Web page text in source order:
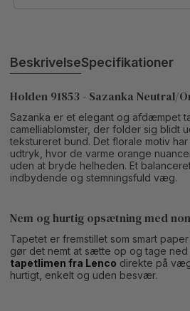
BeskrivelseSpecifikationer
Holden 91853 - Sazanka Neutral/
Sazanka er et elegant og afdæmpet
camelliablomster, der folder sig blidt
tekstureret bund. Det florale motiv
udtryk, hvor de varme orange
uden at bryde helheden. Et
indbydende og stemningsfuld væg.
Nem og hurtig opsætning med
Tapetet er fremstillet som smart
gør det nemt at sætte op og tage ned
tapetlimen fra Lenco direkte på
hurtigt, enkelt og uden besvær.